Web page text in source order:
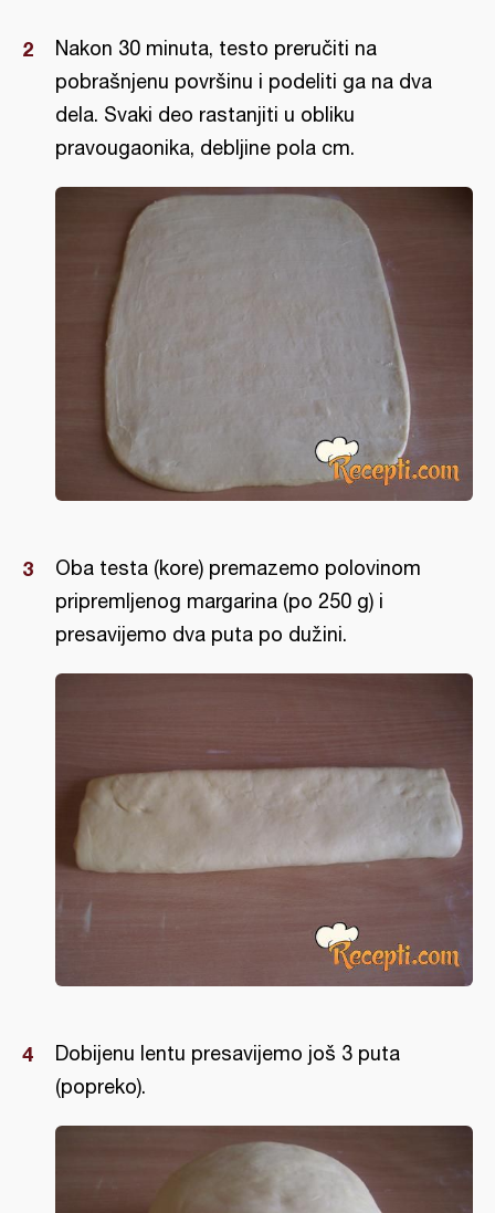
Nakon 30 minuta, testo preručiti na
pobrašnjenu površinu i podeliti ga na dva
dela. Svaki deo rastanjiti u obliku
pravougaonika, debljine pola cm.
Oba testa (kore) premazemo polovinom
pripremljenog margarina (po 250 g) i
presavijemo dva puta po dužini.
Dobijenu lentu presavijemo još 3 puta
(popreko).